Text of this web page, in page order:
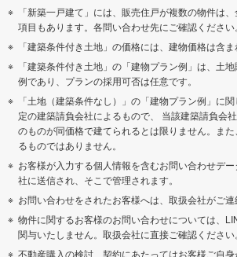
「新築一戸建て」には、販売住戸が複数の物件は
項目もあります。各問い合わせ先にご確認ください。
「建築条件付き土地」の価格には、建物価格は含ま
「建築条件付き土地」の「建物プラン例」は、土
例であり、プランの採用可否は任意です。
「土地（建築条件なし）」の「建物プラン例」に
定の建築請負会社によるもので、 当該建築請負会
のものが同価格で建てられるとは限りません。ま
るものではありません。
お客様が入力する個人情報を含むお問い合わせデ
社に送信され、そこで管理されます。
お問い合わせをされたお客様へは、取扱会社がご連
物件に関するお客様のお問い合わせについては、
関与いたしません。取扱会社に直接ご確認ください。
不動産購入の検討、契約にあたってはお客様ご自